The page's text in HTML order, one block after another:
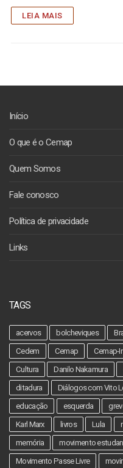
LEIA MAIS
Início
O que é o Cemap
Quem Somos
Fale conosco
Política de privacidade
Links
TAGS
acervos bolcheviques
Cedem
Cemap Cemap-
Cultura
Danilo Nakamura
ditadura
Diálogos com Vito
educação
esquerda
Karl Marx
livros Lula
memória
movimento
Movimento Passe Livre